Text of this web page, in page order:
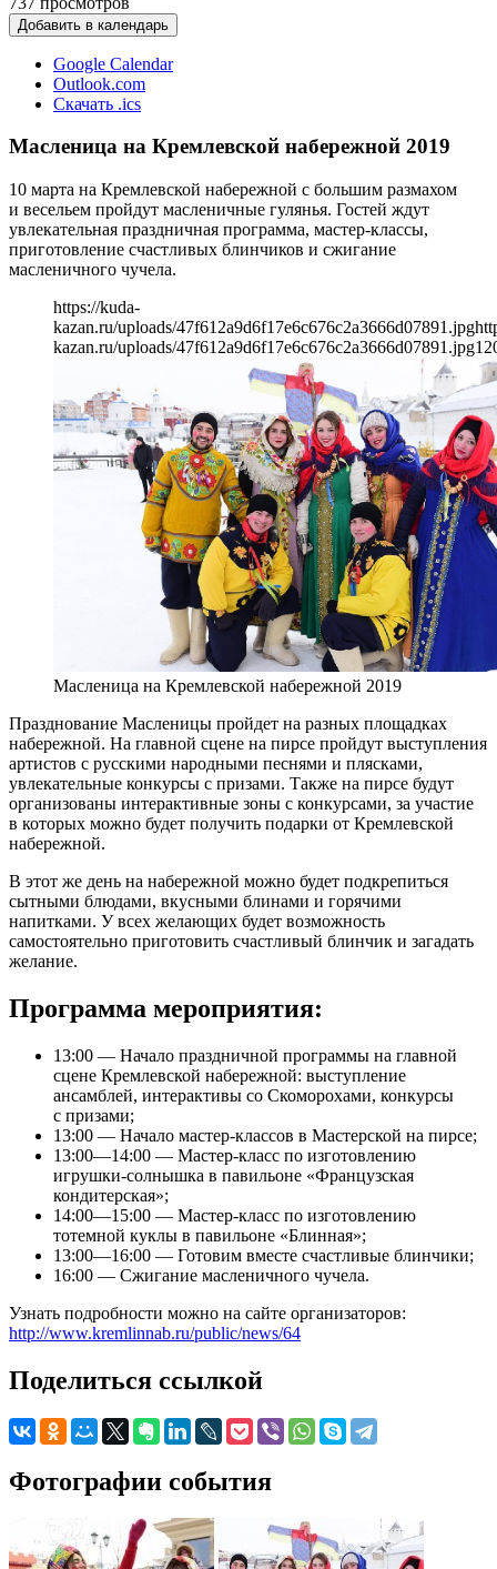
Добавить в календарь
Google Calendar
Outlook.com
Скачать .ics
Масленица на Кремлевской набережной 2019
10 марта на Кремлевской набережной с большим размахом
и весельем пройдут масленичные гулянья. Гостей ждут
увлекательная праздничная программа, мастер-классы,
приготовление счастливых блинчиков и сжигание
масленичного чучела.
https://kuda-
kazan.ru/uploads/47f612a9d6f17e6c676c2a3666d07891.jpg
kazan.ru/uploads/47f612a9d6f17e6c676c2a3666d07891.jpg
Масленица на Кремлевской набережной 2019
Празднование Масленицы пройдет на разных площадках
набережной. На главной сцене на пирсе пройдут выступления
артистов с русскими народными песнями и плясками,
увлекательные конкурсы с призами. Также на пирсе будут
организованы интерактивные зоны с конкурсами, за участие
в которых можно будет получить подарки от Кремлевской
набережной.
В этот же день на набережной можно будет подкрепиться
сытными блюдами, вкусными блинами и горячими
напитками. У всех желающих будет возможность
самостоятельно приготовить счастливый блинчик и загадать
желание.
Программа мероприятия:
13:00 — Начало праздничной программы на главной
сцене Кремлевской набережной: выступление
ансамблей, интерактивы со Скоморохами, конкурсы
с призами;
13:00 — Начало мастер-классов в Мастерской на пирсе;
13:00—14:00 — Мастер-класс по изготовлению
игрушки-солнышка в павильоне «Французская
кондитерская»;
14:00—15:00 — Мастер-класс по изготовлению
тотемной куклы в павильоне «Блинная»;
13:00—16:00 — Готовим вместе счастливые блинчики;
16:00 — Сжигание масленичного чучела.
Узнать подробности можно на сайте организаторов:
http://www.kremlinnab.ru/public/news/64
Поделиться ссылкой
Фотографии события